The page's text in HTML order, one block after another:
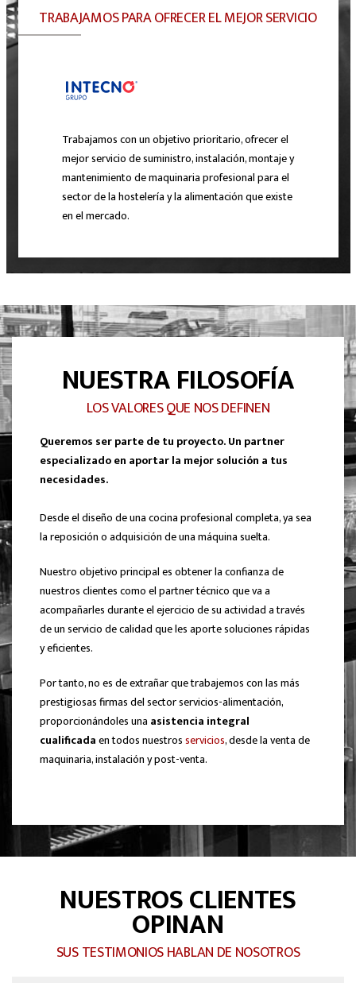
TRABAJAMOS PARA OFRECER EL MEJOR SERVICIO
Trabajamos con un objetivo prioritario, ofrecer el
mejor servicio de suministro, instalación, montaje y
mantenimiento de maquinaria profesional para el
sector de la hostelería y la alimentación que existe
en el mercado.
NUESTRA FILOSOFÍA
LOS VALORES QUE NOS DEFINEN
Queremos ser parte de tu proyecto. Un partner
especializado en aportar la mejor solución a tus
necesidades.
Desde el diseño de una cocina profesional completa, ya sea
la reposición o adquisición de una máquina suelta.
Nuestro objetivo principal es obtener la confianza de
nuestros clientes como el partner técnico que va a
acompañarles durante el ejercicio de su actividad a través
de un servicio de calidad que les aporte soluciones rápidas
y eficientes.
Por tanto, no es de extrañar que trabajemos con las más
prestigiosas firmas del sector servicios-alimentación,
proporcionándoles una asistencia integral
cualificadaen todos nuestrosservicios, desde la venta de
maquinaria, instalación y post-venta.
NUESTROS CLIENTES
OPINAN
SUS TESTIMONIOS HABLAN DE NOSOTROS